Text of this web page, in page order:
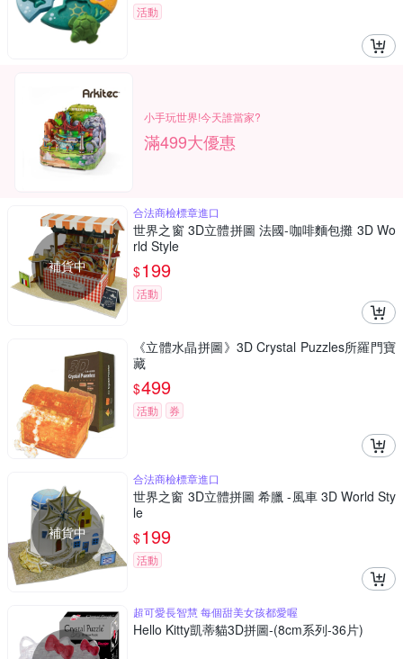
活動
小手玩世界!今天誰當家?
滿499大優惠
補貨中
合法商檢標章進口
世界之窗 3D立體拼圖 法國-咖啡麵包攤 3D Wo
rld Style
$199
活動
《立體水晶拼圖》3D Crystal Puzzles所羅門寶
藏
$499
活動 券
補貨中
合法商檢標章進口
世界之窗 3D立體拼圖 希臘 -風車 3D World Sty
le
$199
活動
超可愛長智慧 每個甜美女孩都愛喔
Hello Kitty凱蒂貓3D拼圖-(8cm系列-36片)